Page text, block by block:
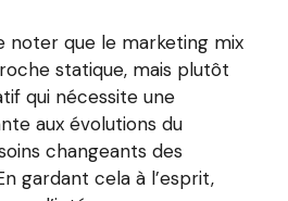
noter que le marketing mix
statique, mais plutôt
qui nécessite une
aux évolutions du
changeants des
gardant cela à l’esprit,